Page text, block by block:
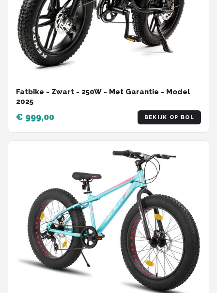
Fatbike - Zwart - 250W - Met Garantie - Model
2025
€ 999,00 BEKIJK OP BOL